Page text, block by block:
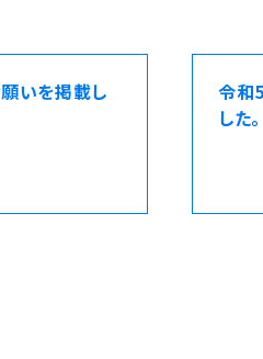
いを掲載し
令和
した。